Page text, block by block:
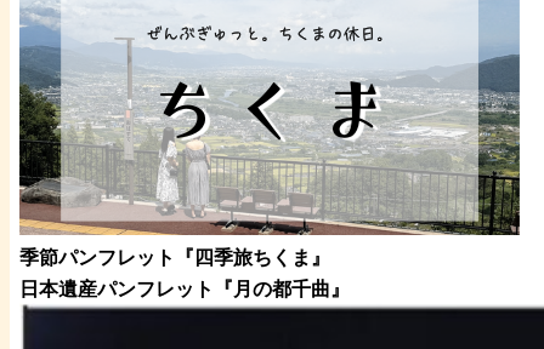
季節パンフレット『四季旅ちくま』
日本遺産パンフレット
『月の都千曲 』